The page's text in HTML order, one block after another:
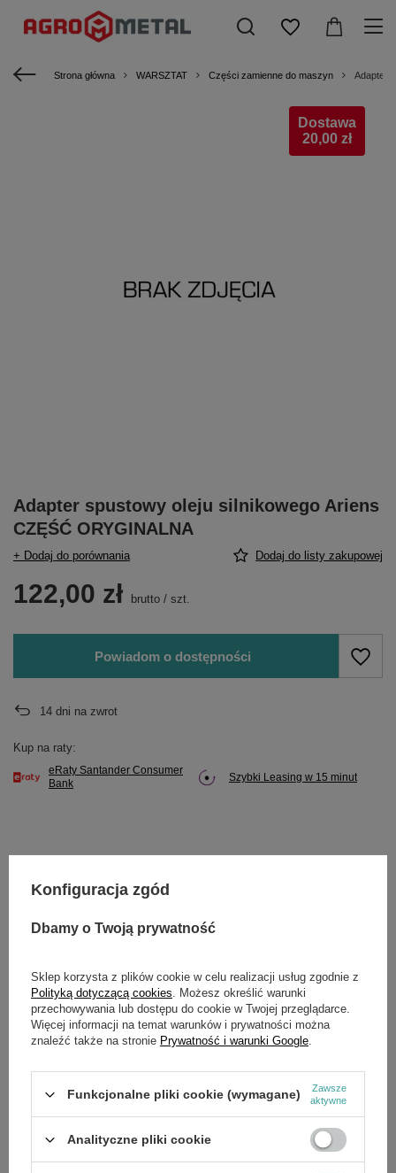
Strona główna WARSZTAT Części zamienne do maszyn Adapter
Dostawa
20,00 zł
Adapter spustowy oleju silnikowego Ariens
CZĘŚĆ ORYGINALNA
+ Dodaj do porównania Dodaj do listy zakupowej
122,00 zł brutto / szt.
Powiadom o dostępności
14 dni na zwrot
Kup na raty:
eRaty Santander Consumer
Bank
Szybki Leasing w 15 minut
Potrzebujesz pomocy? Masz pytania?
Zadaj pytanie a my odpowiemy niezwłocznie,
dla innych.
SZCZEGÓŁOWE DANE
OPINIE (0)
Konfiguracja zgód
Dbamy o Twoją prywatność
Sklep korzysta z plików cookie w celu realizacji usług zgodnie z
Polityką dotyczącą cookies . Możesz określić warunki
przechowywania lub dostępu do cookie w Twojej przeglądarce.
Więcej informacji na temat warunków i prywatności można
znaleźć także na stronie Prywatność i warunki Google
Funkcjonalne pliki cookie (wymagane)
Zawsze
aktywne
Analityczne pliki cookie